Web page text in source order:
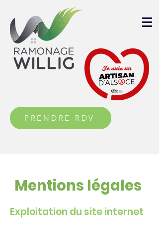
PRENDRE RDV
Mentions légales
Exploitation du site internet